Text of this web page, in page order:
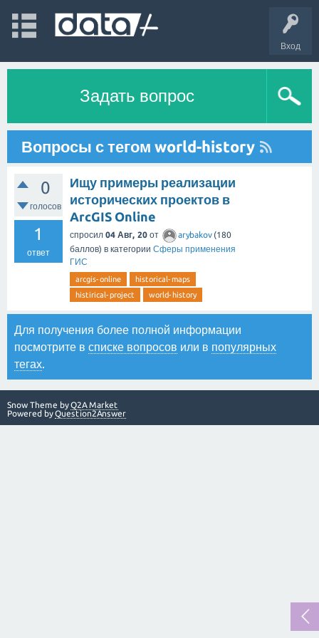
Вход
Задать вопрос
Вопросы с тегом world-history
0
голосов
1
ответ
Ищу примеры реализации
исторических проектов в
ArcGIS Online
спросил 04 Авг, 20 от arybakov (180
баллов) в категории Сферы применения
ГИС
arcgis-online
historical-maps
histirical-project
world-history
Для получения более полной информации
посмотрите в списке вопросов или в популярных
тегах.
Snow Theme byQ2A Market
Powered byQuestion2Answer